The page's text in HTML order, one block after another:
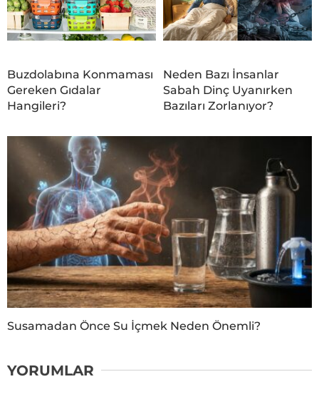
Buzdolabına Konmaması
Gereken Gıdalar
Hangileri?
Neden Bazı İnsanlar
Sabah Dinç Uyanırken
Bazıları Zorlanıyor?
Susamadan Önce Su İçmek Neden Önemli?
YORUMLAR